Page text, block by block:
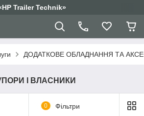
Trailer Technik»
ДОДАТКОВЕ ОБЛАДНАННЯ ТА
І ВЛАСНИКИ
0 Фільтри